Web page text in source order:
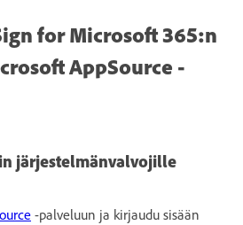
for Microsoft 365:n
AppSource -
järjestelmänvalvojille
-palveluun ja kirjaudu sisään